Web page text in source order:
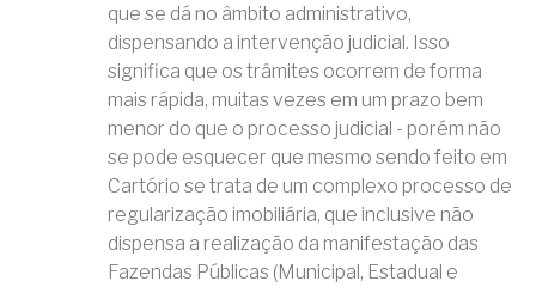
que se dá no âmbito administrativo,
dispensando a intervenção judicial. Isso
significa que os trâmites ocorrem de forma
mais rápida, muitas vezes em um prazo bem
menor do que o processo judicial - porém não
se pode esquecer que mesmo sendo feito em
Cartório se trata de um complexo processo de
regularização imobiliária, que inclusive não
dispensa a realização da manifestação das
Fazendas Públicas (Municipal, Estadual e